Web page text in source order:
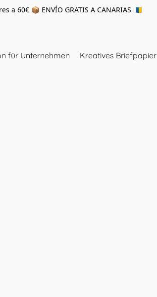
a 60€ 📦 ENVÍO GRATIS A CANARIAS 🇮🇨
für Unternehmen Kreatives Briefpapier